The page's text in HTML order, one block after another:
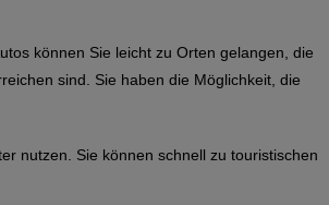
können Sie leicht zu Orten gelangen, die
sind. Sie haben die Möglichkeit, die
nutzen. Sie können schnell zu touristischen